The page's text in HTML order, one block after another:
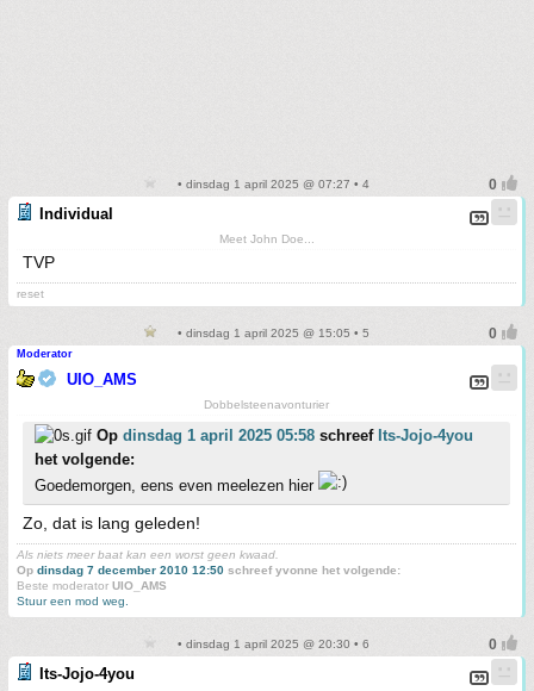
• dinsdag 1 april 2025 @ 07:27 • 4
Individual
Meet John Doe...
TVP
reset
• dinsdag 1 april 2025 @ 15:05 • 5
Moderator
UIO_AMS
Dobbelsteenavonturier
Op dinsdag 1 april 2025 05:58 schreef Its-Jojo-4you
het volgende:
Goedemorgen, eens even meelezen hier
Zo, dat is lang geleden!
Als niets meer baat kan een worst geen kwaad.
Op dinsdag 7 december 2010 12:50 schreef yvonne het volgende:
Beste moderator UIO_AMS
Stuur een mod weg.
• dinsdag 1 april 2025 @ 20:30 • 6
Its-Jojo-4you